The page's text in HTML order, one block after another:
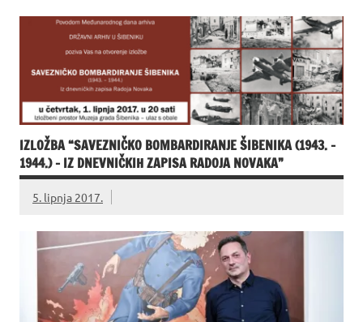
IZLOŽBA “SAVEZNIČKO BOMBARDIRANJE ŠIBENIKA (1943. –
1944.) – IZ DNEVNIČKIH ZAPISA RADOJA NOVAKA”
5. lipnja 2017.